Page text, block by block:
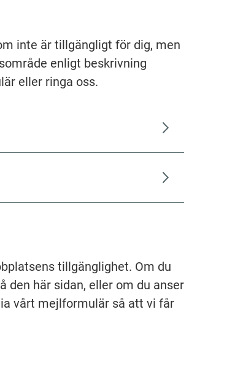
inte är tillgängligt för dig, men
enligt beskrivning
eller ringa oss.
tillgänglighet. Om du
den här sidan, eller om du anser
vårt mejlformulär så att vi får